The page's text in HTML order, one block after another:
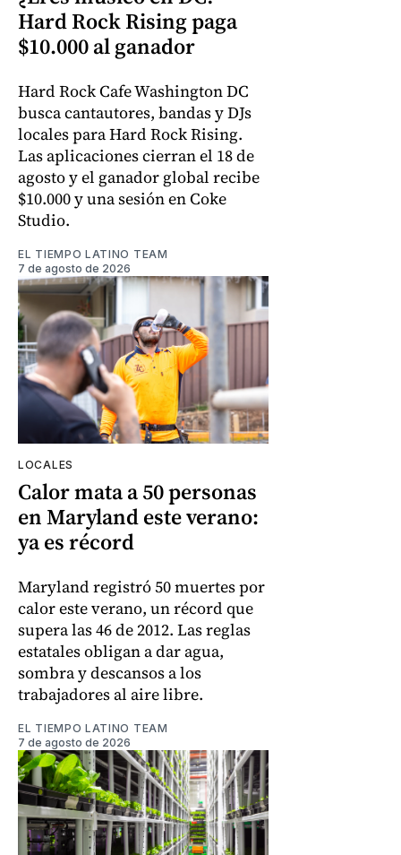
Hard Rock Rising paga
$10.000 al ganador
Hard Rock Cafe Washington DC
busca cantautores, bandas y DJs
locales para Hard Rock Rising.
Las aplicaciones cierran el 18 de
agosto y el ganador global recibe
$10.000 y una sesión en Coke
Studio.
EL TIEMPO LATINO TEAM
7 de agosto de 2026
LOCALES
Calor mata a 50 personas
en Maryland este verano:
ya es récord
Maryland registró 50 muertes por
calor este verano, un récord que
supera las 46 de 2012. Las reglas
estatales obligan a dar agua,
sombra y descansos a los
trabajadores al aire libre.
EL TIEMPO LATINO TEAM
7 de agosto de 2026